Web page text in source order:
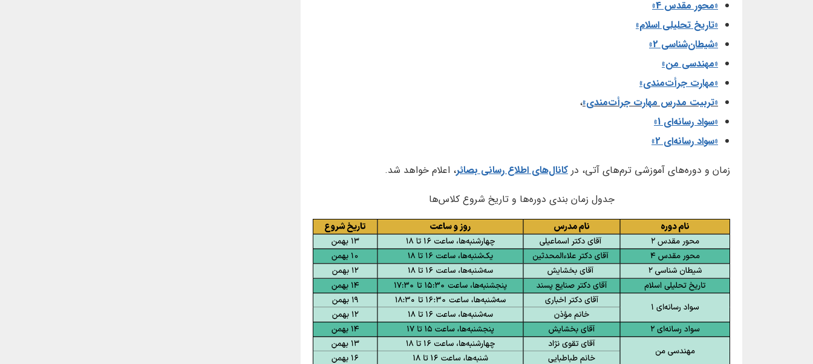
«محور مقدس 4»
«تاریخ تحلیلی اسلام»
«شیطان‌شناسی 2»
«مهندسی من»
«مهارت جرأت‌مندی»
«تربیت مدرس مهارت جرأت‌مندی»،
«سواد رسانه‌ای 1»
«سواد رسانه‌ای 2»
زمان و دوره‌های آموزشی ترم‌های آتی، در کانال‌های اطلاع رسانی بصائر، اعلام خواهد شد.
جدول زمان بندی دوره‌ها و تاریخ شروع کلاس‌ها